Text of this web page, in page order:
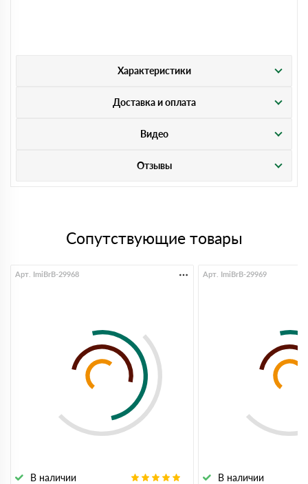
Характеристики
Доставка и оплата
Видео
Отзывы
Сопутствующие товары
В наличии
Арт. ImiBrB-29968
В наличии
Арт. ImiBrB-29969